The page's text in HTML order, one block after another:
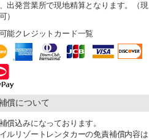
の旨を必ず記載ください。
す。
遅延の場合は、必ず店舗にご連絡く
、出発営業所で現地精算となります。（現
）
能クレジットカード一覧
償について
償込みになっております。
ルリゾートレンタカーの免責補償内容は